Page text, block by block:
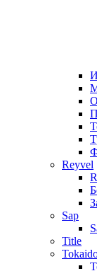
Reyvel
Sap
Title